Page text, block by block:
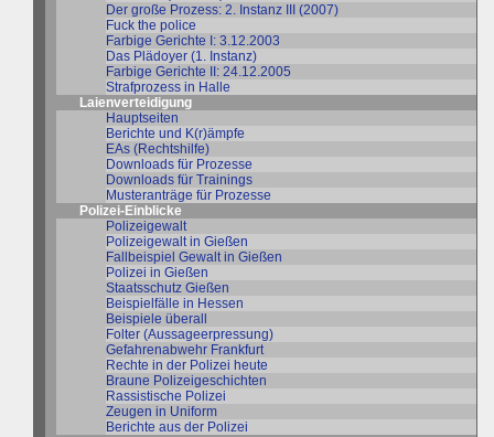
Der große Prozess: 2. Instanz III (2007)
Fuck the police
Farbige Gerichte I: 3.12.2003
Das Plädoyer (1. Instanz)
Farbige Gerichte II: 24.12.2005
Strafprozess in Halle
Laienverteidigung
Hauptseiten
Berichte und K(r)ämpfe
EAs (Rechtshilfe)
Downloads für Prozesse
Downloads für Trainings
Musteranträge für Prozesse
Polizei-Einblicke
Polizeigewalt
Polizeigewalt in Gießen
Fallbeispiel Gewalt in Gießen
Polizei in Gießen
Staatsschutz Gießen
Beispielfälle in Hessen
Beispiele überall
Folter (Aussageerpressung)
Gefahrenabwehr Frankfurt
Rechte in der Polizei heute
Braune Polizeigeschichten
Rassistische Polizei
Zeugen in Uniform
Berichte aus der Polizei